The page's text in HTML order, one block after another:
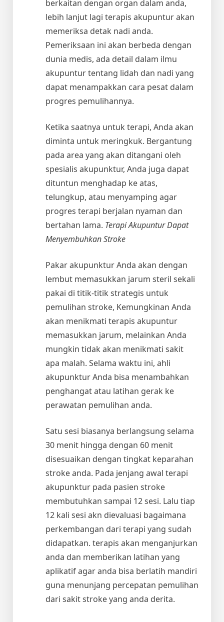
berkaitan dengan organ dalam anda,
lebih lanjut lagi terapis akupuntur akan
memeriksa detak nadi anda.
Pemeriksaan ini akan berbeda dengan
dunia medis, ada detail dalam ilmu
akupuntur tentang lidah dan nadi yang
dapat menampakkan cara pesat dalam
progres pemulihannya.
Ketika saatnya untuk terapi, Anda akan
diminta untuk meringkuk. Bergantung
pada area yang akan ditangani oleh
spesialis akupunktur, Anda juga dapat
dituntun menghadap ke atas,
telungkup, atau menyamping agar
progres terapi berjalan nyaman dan
bertahan lama. Terapi Akupuntur Dapat
Menyembuhkan Stroke
Pakar akupunktur Anda akan dengan
lembut memasukkan jarum steril sekali
pakai di titik-titik strategis untuk
pemulihan stroke, Kemungkinan Anda
akan menikmati terapis akupuntur
memasukkan jarum, melainkan Anda
mungkin tidak akan menikmati sakit
apa malah. Selama waktu ini, ahli
akupunktur Anda bisa menambahkan
penghangat atau latihan gerak ke
perawatan pemulihan anda.
Satu sesi biasanya berlangsung selama
30 menit hingga dengan 60 menit
disesuaikan dengan tingkat keparahan
stroke anda. Pada jenjang awal terapi
akupunktur pada pasien stroke
membutuhkan sampai 12 sesi. Lalu tiap
12 kali sesi akn dievaluasi bagaimana
perkembangan dari terapi yang sudah
didapatkan. terapis akan menganjurkan
anda dan memberikan latihan yang
aplikatif agar anda bisa berlatih mandiri
guna menunjang percepatan pemulihan
dari sakit stroke yang anda derita.